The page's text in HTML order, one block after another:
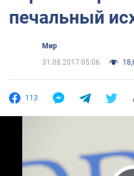
печальный
Мир
31.08.2017 05:06
113